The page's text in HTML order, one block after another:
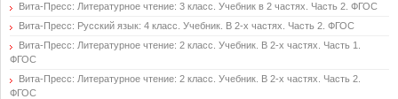
Вита-Пресс: Литературное чтение: 3 класс. Учебник в 2 частях. Часть 2. ФГОС
Вита-Пресс: Русский язык: 4 класс. Учебник. В 2-х частях. Часть 2. ФГОС
Вита-Пресс: Литературное чтение: 2 класс. Учебник. В 2-х частях. Часть 1.
ФГОС
Вита-Пресс: Литературное чтение: 2 класс. Учебник. В 2-х частях. Часть 2.
ФГОС